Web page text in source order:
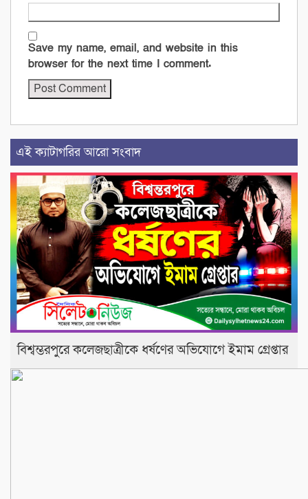
Save my name, email, and website in this
browser for the next time I comment.
এই ক্যাটাগরির আরো সংবাদ
বিশ্বম্ভরপুরে কলেজছাত্রীকে ধর্ষণের অভিযোগে ইমাম গ্রেপ্তার